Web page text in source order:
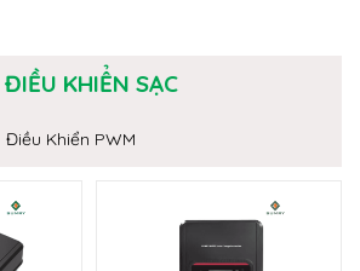
ĐIỀU KHIỂN SẠC
Điều Khiển PWM